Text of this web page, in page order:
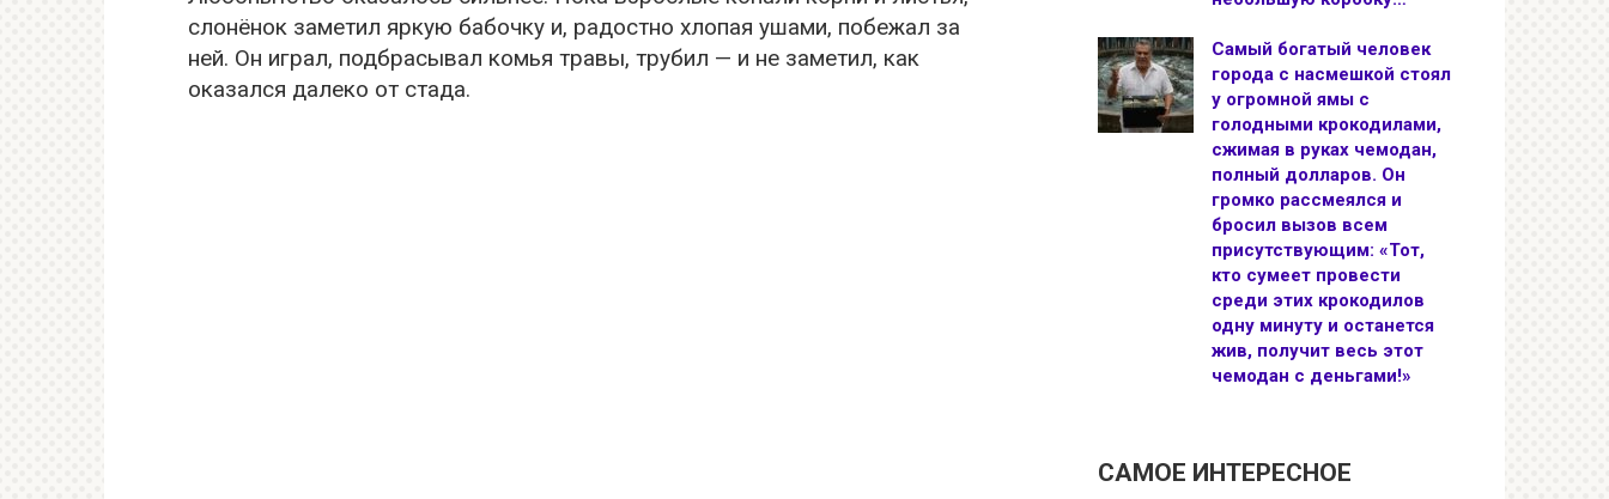
слонёнок заметил яркую бабочку и, радостно хлопая ушами, побежал за
ней. Он играл, подбрасывал комья травы, трубил — и не заметил, как
оказался далеко от стада.
Самый богатый человек
города с насмешкой стоял
у огромной ямы с
голодными крокодилами,
сжимая в руках чемодан,
полный долларов. Он
громко рассмеялся и
бросил вызов всем
присутствующим: «Тот,
кто сумеет провести
среди этих крокодилов
одну минуту и останется
жив, получит весь этот
чемодан с деньгами!»
САМОЕ ИНТЕРЕСНОЕ